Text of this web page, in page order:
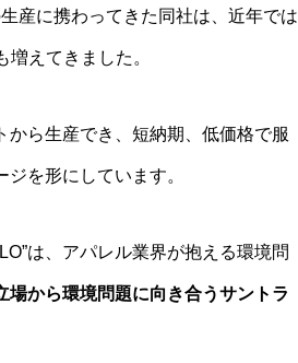
産に携わってきた同社は、近年では
えてきました。
ら生産でき、短納期、低価格で服
を形にしています。
は、アパレル業界が抱える環境問
場から環境問題に向き合うサントラ